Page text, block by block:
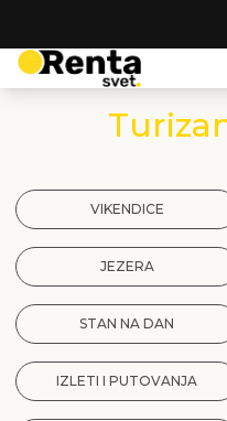
VIKENDICE
JEZERA
STAN NA DAN
IZLETI I PUTOVANJA